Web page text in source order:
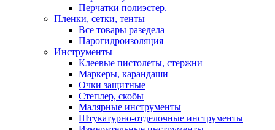
Перчатки полиэстер.
Пленки, сетки, тенты
Все товары разедела
Парогидроизоляция
Инструменты
Клеевые пистолеты, стержни
Маркеры, карандаши
Очки защитные
Степлер, скобы
Малярные инструменты
Штукатурно-отделочные инструменты